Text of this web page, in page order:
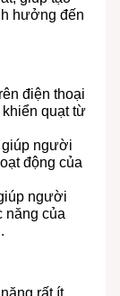
hưởng đến
điện thoại
quạt từ
giúp người
động của
người
năng của
rất ít